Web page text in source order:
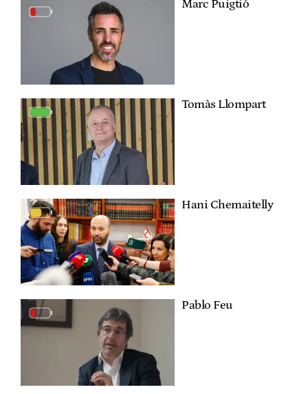
Marc Puigtió
Tomàs Llompart
Hani Chemaitelly
Pablo Feu